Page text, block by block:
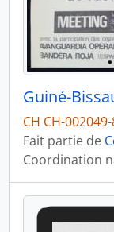
CH CH-
Fait partie de
Coordination